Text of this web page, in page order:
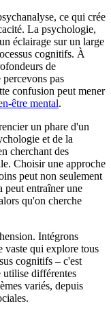
ce qui crée
La psychologie,
éclairage sur un large
cognitifs. À
de
pas
confusion peut mener
être mental.
un phare d'un
et de la
cherchant des
Choisir une approche
peut non seulement
peut entraîner une
qu'on cherche
Intégrons
vaste qui explore tous
cognitifs – c'est
utilise différentes
variés, depuis